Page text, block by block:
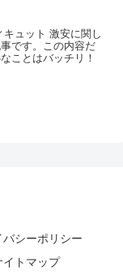
ュット 激安に関し
です。この内容だ
ことはバッチリ！
バシーポリシー
イトマップ